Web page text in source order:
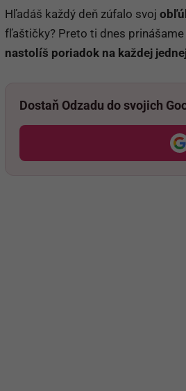
Hľadáš každý deň zúfalo svoj
fľaštičky? Preto ti dnes
nastolíš poriadok na každej
Dostaň Odzadu do svojich